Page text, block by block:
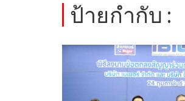
ป้ายกำกับ :